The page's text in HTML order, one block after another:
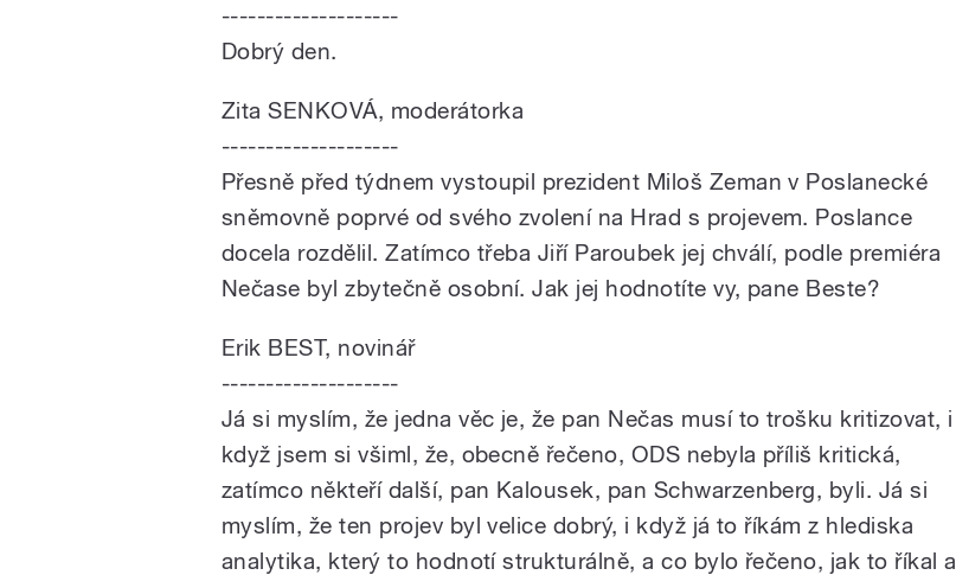
--------------------
Dobrý den.
Zita SENKOVÁ, moderátorka
--------------------
Přesně před týdnem vystoupil prezident Miloš Zeman v Poslanecké
sněmovně poprvé od svého zvolení na Hrad s projevem. Poslance
docela rozdělil. Zatímco třeba Jiří Paroubek jej chválí, podle premiéra
Nečase byl zbytečně osobní. Jak jej hodnotíte vy, pane Beste?
Erik BEST, novinář
--------------------
Já si myslím, že jedna věc je, že pan Nečas musí to trošku kritizovat, i
když jsem si všiml, že, obecně řečeno, ODS nebyla příliš kritická,
zatímco někteří další, pan Kalousek, pan Schwarzenberg, byli. Já si
myslím, že ten projev byl velice dobrý, i když já to říkám z hlediska
analytika, který to hodnotí strukturálně, a co bylo řečeno, jak to říkal a